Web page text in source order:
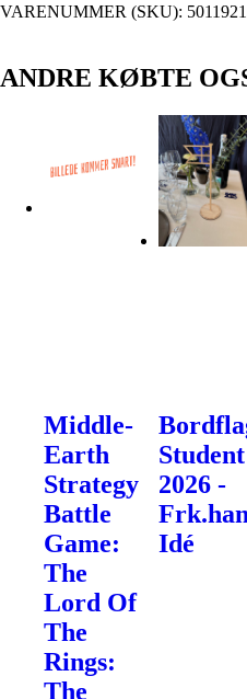
VARENUMMER (SKU):
ANDRE KØBTE
Middle-
Earth
Strategy
Battle
Game:
The
Lord Of
The
Rings:
The
Student
2026 -
Idé